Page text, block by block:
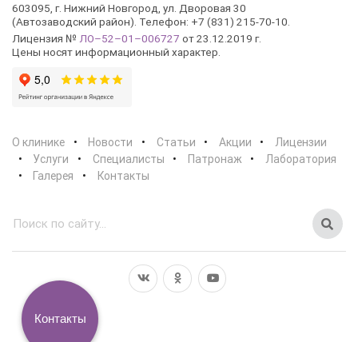
603095, г. Нижний Новгород, ул. Дворовая 30
(Автозаводский район). Телефон: +7 (831) 215-70-10.
Лицензия № ЛО–52–01–006727 от 23.12.2019 г.
Цены носят информационный характер.
О клинике Новости Статьи Акции
Лицензии
Услуги
Специалисты Патронаж
Лаборатория
Галерея
Контакты
Контакты